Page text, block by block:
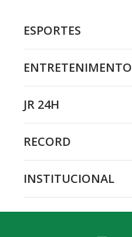
ESPORTES
ENTRETENIMENTO
JR 24H
RECORD
INSTITUCIONAL